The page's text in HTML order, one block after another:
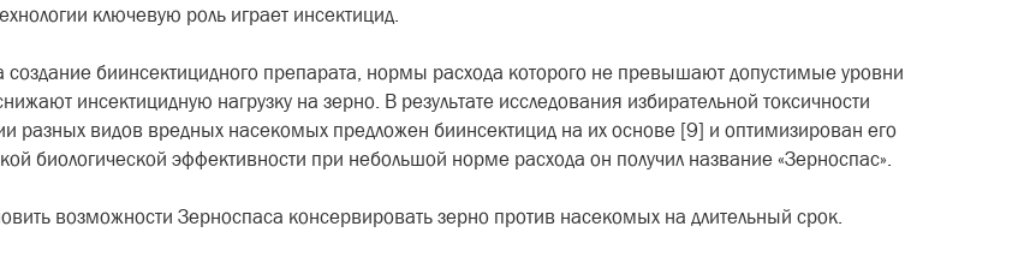
ключевую роль играет инсектицид.
биинсектицидного препарата, нормы расхода которого не превышают допустимые уровни
инсектицидную нагрузку на зерно. В результате исследования избирательной токсичности
видов вредных насекомых предложен биинсектицид на их основе [9] и оптимизирован его
биологической эффективности при небольшой норме расхода он получил название «Зерноспас».
возможности Зерноспаса консервировать зерно против насекомых на длительный срок.